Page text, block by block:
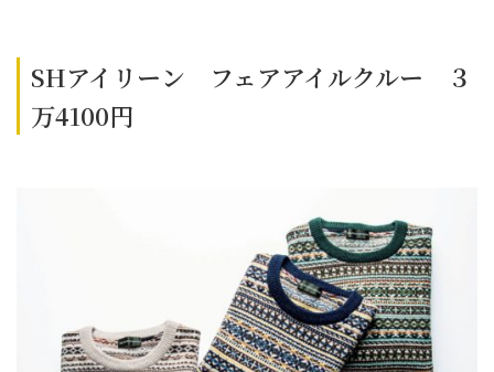
SHアイリーン フェアアイルクルー ３
万4100円